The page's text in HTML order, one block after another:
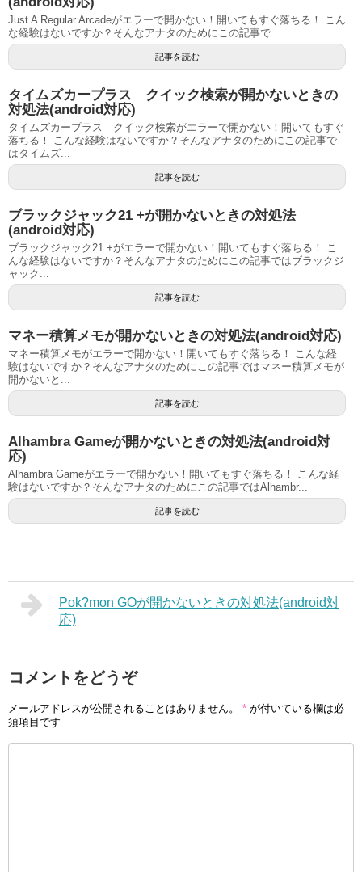
Just A Regular Arcadeがエラーで開かない！開いてもすぐ落ちる！ こん
な経験はないですか？そんなアナタのためにこの記事で...
記事を読む
タイムズカープラス クイック検索が開かないときの
対処法(android対応)
タイムズカープラス クイック検索がエラーで開かない！開いてもすぐ
落ちる！ こんな経験はないですか？そんなアナタのためにこの記事で
はタイムズ...
記事を読む
ブラックジャック21 +が開かないときの対処法
(android対応)
ブラックジャック21 +がエラーで開かない！開いてもすぐ落ちる！ こ
んな経験はないですか？そんなアナタのためにこの記事ではブラックジ
ャック...
記事を読む
マネー積算メモが開かないときの対処法(android対応)
マネー積算メモがエラーで開かない！開いてもすぐ落ちる！ こんな経
験はないですか？そんなアナタのためにこの記事ではマネー積算メモが
開かないと...
記事を読む
Alhambra Gameが開かないときの対処法(android対
応)
Alhambra Gameがエラーで開かない！開いてもすぐ落ちる！ こんな経
験はないですか？そんなアナタのためにこの記事ではAlhambr...
記事を読む
Pok?mon GOが開かないときの対処法(android対
応)
コメントをどうぞ
メールアドレスが公開されることはありません。 * が付いている欄は必
須項目です